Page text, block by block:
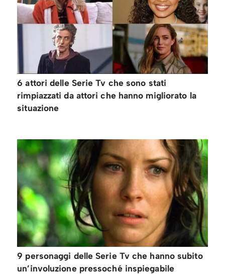
6 attori delle Serie Tv che sono stati
rimpiazzati da attori che hanno migliorato la
situazione
9 personaggi delle Serie Tv che hanno subito
un’involuzione pressoché inspiegabile